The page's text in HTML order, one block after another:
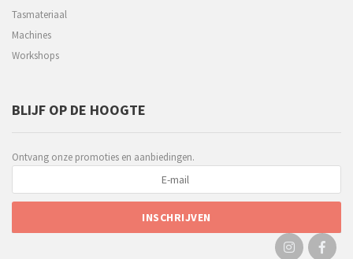
Tasmateriaal
Machines
Workshops
BLIJF OP DE HOOGTE
Ontvang onze promoties en aanbiedingen.